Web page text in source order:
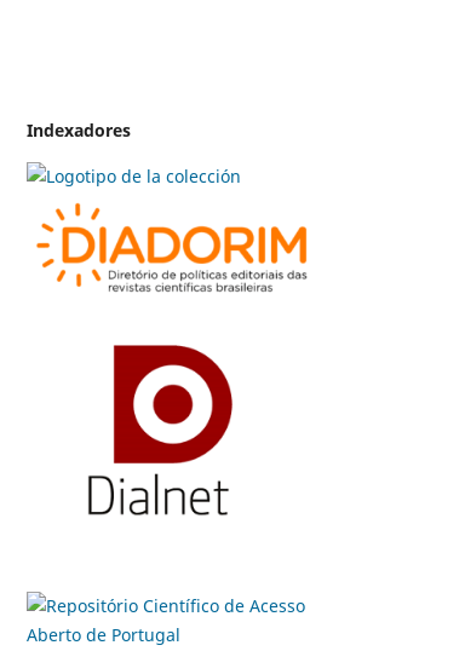
Indexadores